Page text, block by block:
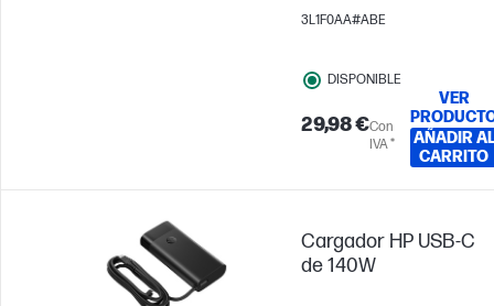
silencioso. Puedes rendir al
gracias a los atajos de
teclado y a las baterías de
larga duración, podrás
mantener la productividad
3L1F0AA#ABE
DISPONIBLE
29,98 €Con
IVA *
VER
AÑADIR AL
CARRITO
Cargador HP USB-C
de 140W